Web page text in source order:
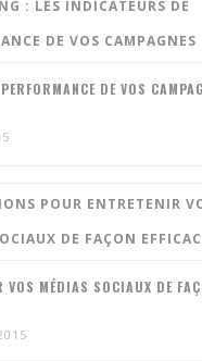
DE VOS
VOS MÉDIAS SOCIAUX DE